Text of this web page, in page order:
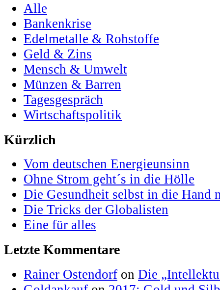
Alle
Bankenkrise
Edelmetalle & Rohstoffe
Geld & Zins
Mensch & Umwelt
Münzen & Barren
Tagesgespräch
Wirtschaftspolitik
Kürzlich
Vom deutschen Energieunsinn
Ohne Strom geht´s in die Hölle
Die Gesundheit selbst in die Hand
Die Tricks der Globalisten
Eine für alles
Letzte Kommentare
Rainer Ostendorf on Die